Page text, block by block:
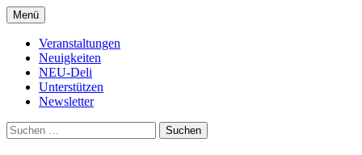
Zum
Inhalt
springen
NeuDeli Einbeck
Menü
Veranstaltungen
Neuigkeiten
NEU-Deli
Unterstützen
Newsletter
Suchen
nach: